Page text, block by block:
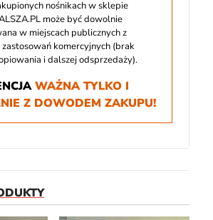
nośnikach w sklepie
może być dowolnie
w miejscach publicznych z
zastosowań komercyjnych (brak
i dalszej odsprzedaży).
WAŻNA TYLKO I
Z DOWODEM ZAKUPU!